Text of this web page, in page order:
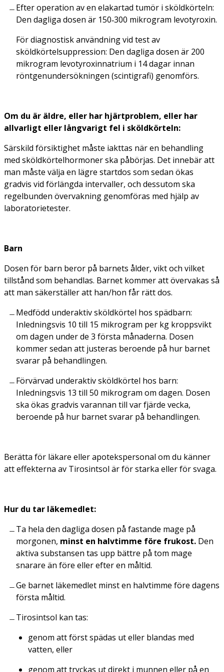
Efter operation av en elakartad tumör i sköldkörteln:
Den dagliga dosen är 150‑300 mikrogram levotyroxin.
För diagnostisk användning vid test av
sköldkörtelsuppression: Den dagliga dosen är 200
mikrogram levotyroxinnatrium i 14 dagar innan
röntgenundersökningen (scintigrafi) genomförs.
Om du är äldre, eller har hjärtproblem, eller har
allvarligt eller långvarigt fel i sköldkörteln:
Särskild försiktighet måste iakttas när en behandling
med sköldkörtelhormoner ska påbörjas. Det innebär att
man måste välja en lägre startdos som sedan ökas
gradvis vid förlängda intervaller, och dessutom ska
regelbunden övervakning genomföras med hjälp av
laboratorietester.
Barn
Dosen för barn beror på barnets ålder, vikt och vilket
tillstånd som behandlas. Barnet kommer att övervakas så
att man säkerställer att han/hon får rätt dos.
Medfödd underaktiv sköldkörtel hos spädbarn:
Inledningsvis 10 till 15 mikrogram per kg kroppsvikt
om dagen under de 3 första månaderna. Dosen
kommer sedan att justeras beroende på hur barnet
svarar på behandlingen.
Förvärvad underaktiv sköldkörtel hos barn:
Inledningsvis 13 till 50 mikrogram om dagen. Dosen
ska ökas gradvis varannan till var fjärde vecka,
beroende på hur barnet svarar på behandlingen.
Berätta för läkare eller apotekspersonal om du känner
att effekterna av Tirosintsol är för starka eller för svaga.
Hur du tar läkemedlet:
Ta hela den dagliga dosen på fastande mage på
morgonen, minst en halvtimme före frukost. Den
aktiva substansen tas upp bättre på tom mage
snarare än före eller efter en måltid.
Ge barnet läkemedlet minst en halvtimme före dagens
första måltid.
Tirosintsol kan tas:
genom att först spädas ut eller blandas med
vatten, eller
genom att tryckas ut direkt i munnen eller på en